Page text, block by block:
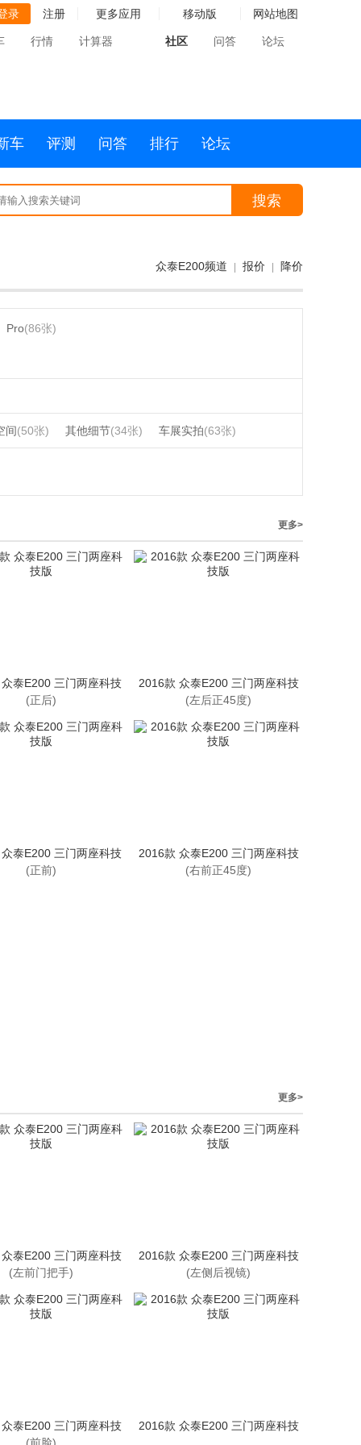
录 注册 更多应用 移动版 网站地图
行情 计算器 社区 问答 论坛
车 评测 问答 排行 论坛
搜索
众泰E200频道 报价 降价
Pro(86张)
间(50张) 其他细节(34张) 车展实拍(63张)
更多>
泰E200 三门两座科技
版
(正后)
2016款 众泰E200 三门两座科技
版
(左后正45度)
泰E200 三门两座科技
版
(正前)
2016款 众泰E200 三门两座科技
版
(右前正45度)
更多>
泰E200 三门两座科技
版
(左前门把手)
2016款 众泰E200 三门两座科技
版
(左侧后视镜)
泰E200 三门两座科技
版
2016款 众泰E200 三门两座科技